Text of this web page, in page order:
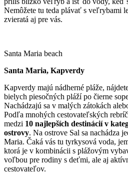
Nemôžete tu teda plávať s veľrybami
zvieratá aj pre vás.
Santa Maria beach
Santa Maria, Kapverdy
Kapverdy majú nádherné pláže,
bielych piesočných pláží po čierne
Nachádzajú sa v malých zátokách
Podľa mnohých cestovateľských
medzi 10 najlepších destinácií v
ostrovy. Na ostrove Sal sa nachádza
Maria. Čaká vás tu tyrkysová voda,
ktorá je v kombinácii s plážovým
voľbou pre rodiny s deťmi, ale aj
cestovateľov.